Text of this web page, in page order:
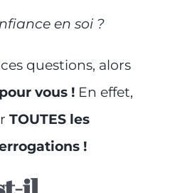
en soi ?
questions, alors
vous ! En effet,
TOUTES les
!